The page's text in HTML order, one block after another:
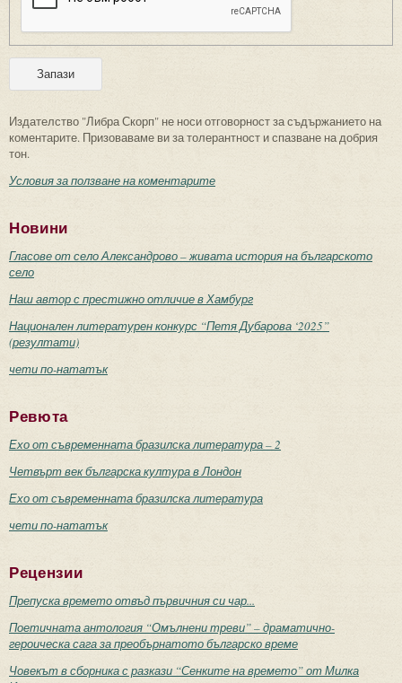
Издателство "Либра Скорп" не носи отговорност за съдържанието на
коментарите. Призоваваме ви за толерантност и спазване на добрия
тон.
Условия за ползване на коментарите
Новини
Гласове от село Александрово – живата история на българското
село
Наш автор с престижно отличие в Хамбург
Национален литературен конкурс “Петя Дубарова ‘2025”
(резултати)
чети по-нататък
Ревюта
Ехо от съвременната бразилска литература – 2
Четвърт век българска култура в Лондон
Ехо от съвременната бразилска литература
чети по-нататък
Рецензии
Препуска времето отвъд първичния си чар...
Поетичната антология “Омълнени треви” – драматично-
героическа сага за преобърнатото българско време
Човекът в сборника с разкази “Сенките на времето” от Милка